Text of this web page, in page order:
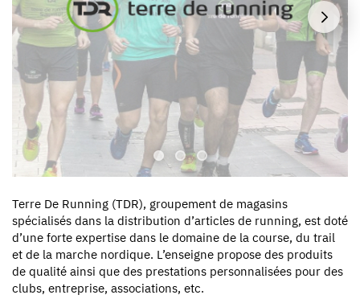
Terre De Running (TDR), groupement de magasins
spécialisés dans la distribution d’articles de running, est doté
d’une forte expertise dans le domaine de la course, du trail
et de la marche nordique. L’enseigne propose des produits
de qualité ainsi que des prestations personnalisées pour des
clubs, entreprise, associations, etc.